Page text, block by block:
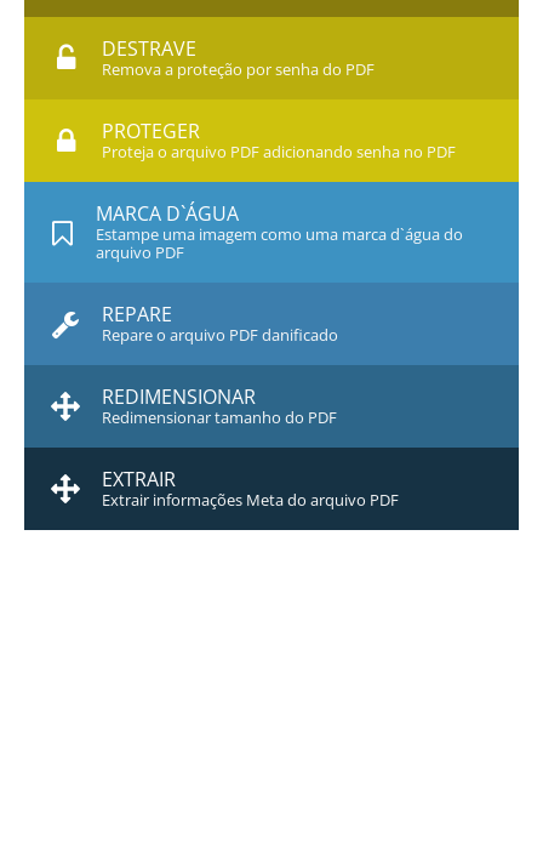
DESTRAVE
Remova a proteção por senha do PDF
PROTEGER
Proteja o arquivo PDF adicionando senha no PDF
MARCA D`ÁGUA
Estampe uma imagem como uma marca d`água do
arquivo PDF
REPARE
Repare o arquivo PDF danificado
REDIMENSIONAR
Redimensionar tamanho do PDF
EXTRAIR
Extrair informações Meta do arquivo PDF